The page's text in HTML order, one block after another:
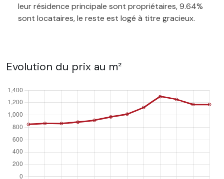
leur résidence principale sont propriétaires, 9.64%
sont locataires, le reste est logé à titre gracieux.
Evolution du prix au m²